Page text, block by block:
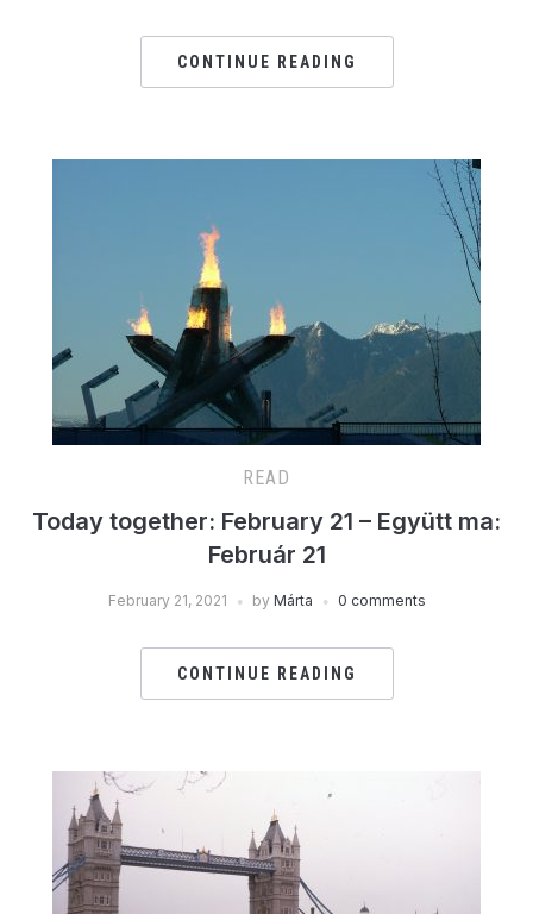
CONTINUE READING
READ
Today together: February 21 – Együtt ma:
Február 21
February 21, 2021 by Márta 0 comments
CONTINUE READING